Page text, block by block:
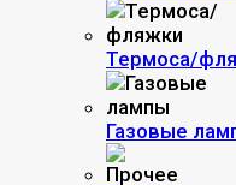
Термоса/
Газовые